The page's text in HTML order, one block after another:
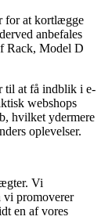
for at kortlægge
anbefales
Rack, Model D
til at få indblik i e-
webshops
hvilket ydermere
oplevelser.
Vi
vi promoverer
en af vores